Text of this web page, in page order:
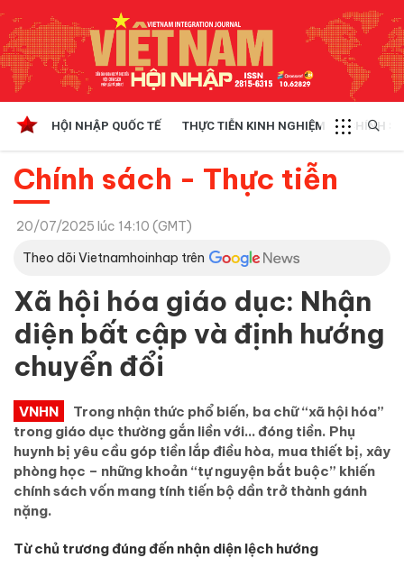
HỘI NHẬP QUỐC TẾ THỰC TIỄN KINH NGHIỆM CHÍNH
Chính sách - Thực tiễn
20/07/2025 lúc 14:10 (GMT)
Theo dõi Vietnamhoinhap trên
Xã hội hóa giáo dục: Nhận
diện bất cập và định hướng
chuyển đổi
VNHN
Trong nhận thức phổ biến, ba chữ “xã hội hóa”
trong giáo dục thường gắn liền với… đóng tiền. Phụ
huynh bị yêu cầu góp tiền lắp điều hòa, mua thiết bị, xây
phòng học – những khoản “tự nguyện bắt buộc” khiến
chính sách vốn mang tính tiến bộ dần trở thành gánh
nặng.
Từ chủ trương đúng đến nhận diện lệch hướng